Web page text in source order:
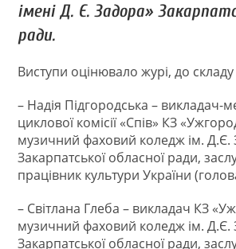
імені Д. Є. Задора»
ради.
Виступи оцінювало журі, до
– Надія Підгородська – викладач-
циклової комісії «Спів» КЗ
музичний фаховий коледж ім. Д.Є.
Закарпатської обласної ради,
працівник культури України
– Світлана Глеба – викладач КЗ
музичний фаховий коледж ім. Д.Є.
Закарпатської обласної ради,